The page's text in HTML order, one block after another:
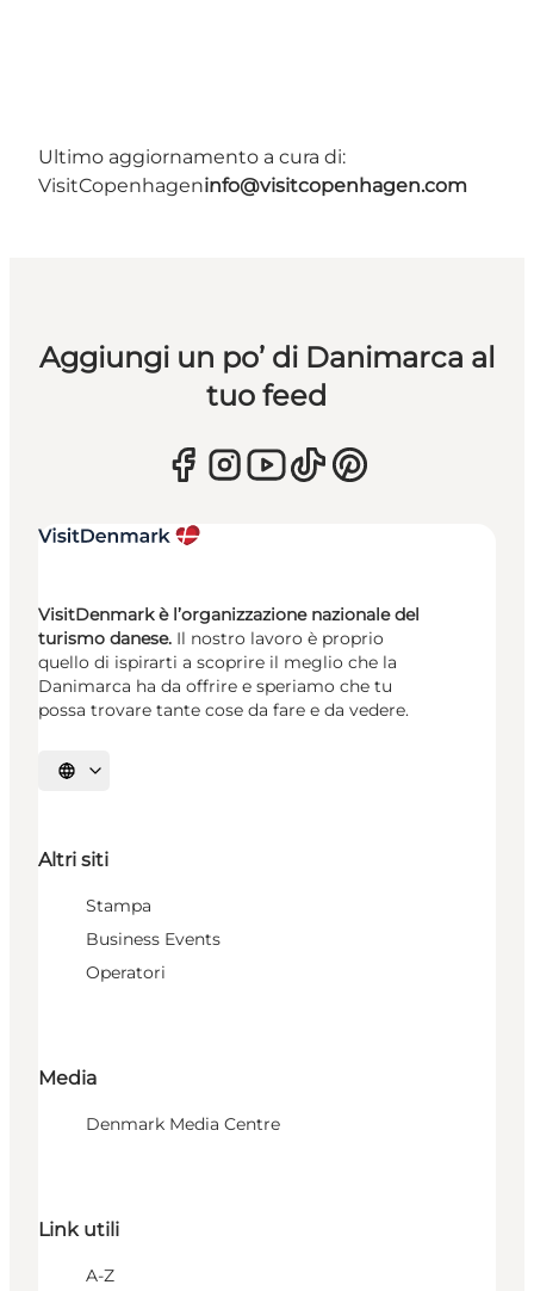
Ultimo aggiornamento a cura di:
VisitCopenhageninfo@visitcopenhagen.com
Aggiungi un po’ di Danimarca al
tuo feed
VisitDenmark è l’organizzazione nazionale del
turismo danese. Il nostro lavoro è proprio
quello di ispirarti a scoprire il meglio che la
Danimarca ha da offrire e speriamo che tu
possa trovare tante cose da fare e da vedere.
Seleziona la lingua
Altri siti
Stampa
Business Events
Operatori
Media
Denmark Media Centre
Link utili
A-Z